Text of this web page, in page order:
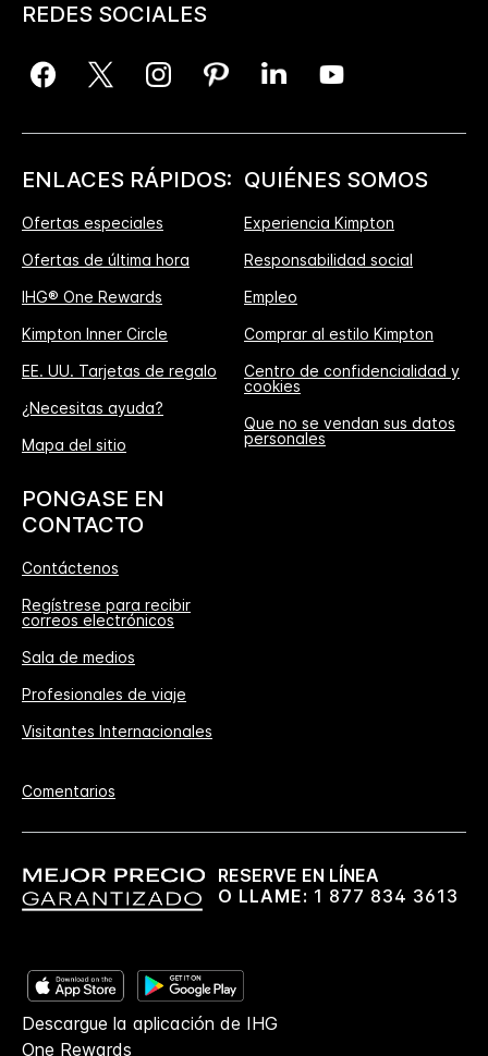
REDES SOCIALES
ENLACES RÁPIDOS:
Ofertas especiales
Ofertas de última hora
IHG® One Rewards
Kimpton Inner Circle
EE. UU. Tarjetas de regalo
¿Necesitas ayuda?
Mapa del sitio
QUIÉNES SOMOS
Experiencia Kimpton
Responsabilidad social
Empleo
Comprar al estilo Kimpton
Centro de confidencialidad y
cookies
Que no se vendan sus datos
personales
PONGASE EN
CONTACTO
Contáctenos
Regístrese para recibir
correos electrónicos
Sala de medios
Profesionales de viaje
Visitantes Internacionales
Comentarios
RESERVE EN LÍNEA
O LLAME: 1 877 834 3613
Descargue la aplicación de IHG
One Rewards